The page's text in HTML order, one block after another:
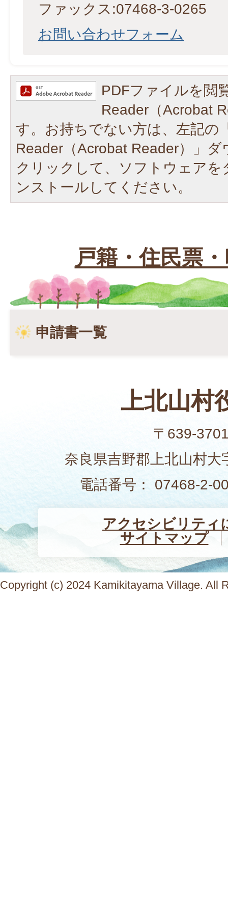
ファックス:07468-3-0265
​​​​​​​お問い合わせフォーム
PDFファイルを閲
Reader（Acrobat
す。お持ちでない方は、左記の
Reader（Acrobat Reader）」
クリックして、ソフトウェア
ンストールしてください。
戸籍・住民票
申請書一覧
上北山村
〒639-
奈良県吉野郡上北山村大
電話番号： 07468-2-
アクセシビリティ
サイトマップ
Copyright (c) 2024 Kamikitayama Village. All